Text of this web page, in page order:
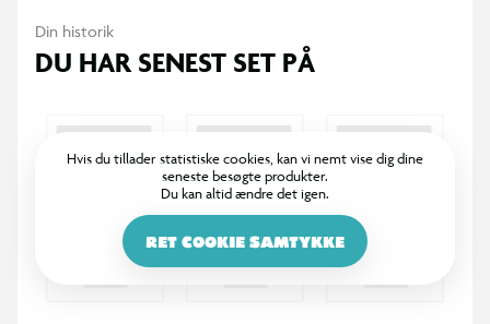
garanteres
Din historik
DU HAR SENEST SET PÅ
Hvis du tillader statistiske cookies, kan vi nemt vise dig dine
seneste besøgte produkter.
Du kan altid ændre det igen.
RET COOKIE SAMTYKKE